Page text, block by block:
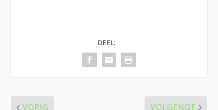
DEEL:
VORIG VOLGENDE